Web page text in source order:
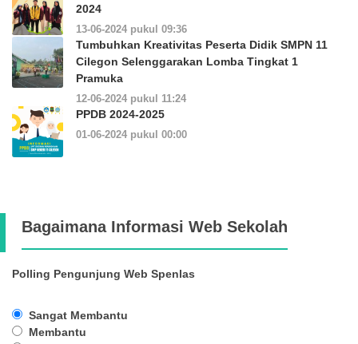
2024
13-06-2024 pukul 09:36
Tumbuhkan Kreativitas Peserta Didik SMPN 11
Cilegon Selenggarakan Lomba Tingkat 1
Pramuka
12-06-2024 pukul 11:24
PPDB 2024-2025
01-06-2024 pukul 00:00
Bagaimana Informasi Web Sekolah
Polling Pengunjung Web Spenlas
Sangat Membantu
Membantu